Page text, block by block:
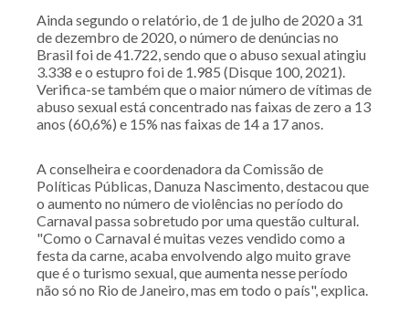
Ainda segundo o relatório, de 1 de julho de 2020 a 31
de dezembro de 2020, o número de denúncias no
Brasil foi de 41.722, sendo que o abuso sexual atingiu
3.338 e o estupro foi de 1.985 (Disque 100, 2021).
Verifica-se também que o maior número de vítimas de
abuso sexual está concentrado nas faixas de zero a 13
anos (60,6%) e 15% nas faixas de 14 a 17 anos.
A conselheira e coordenadora da Comissão de
Políticas Públicas, Danuza Nascimento, destacou que
o aumento no número de violências no período do
Carnaval passa sobretudo por uma questão cultural.
"Como o Carnaval é muitas vezes vendido como a
festa da carne, acaba envolvendo algo muito grave
que é o turismo sexual, que aumenta nesse período
não só no Rio de Janeiro, mas em todo o país", explica.